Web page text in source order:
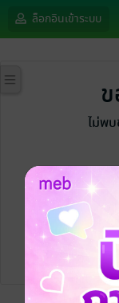
ล็อกอินเข้าระบบ
ไม่พ